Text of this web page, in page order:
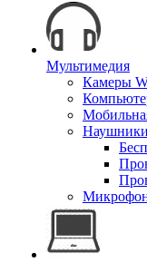
Мультимедия
Камеры